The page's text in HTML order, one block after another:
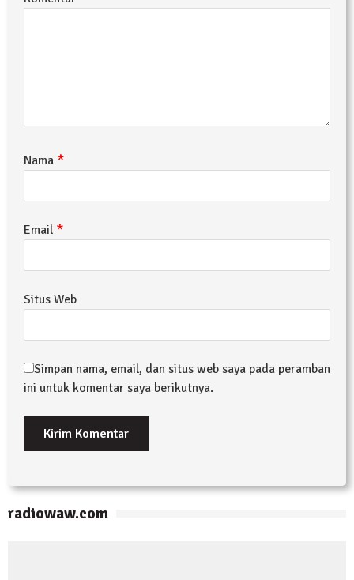
Nama *
Email *
Situs Web
Simpan nama, email, dan situs web saya pada peramban
ini untuk komentar saya berikutnya.
radiowaw.com